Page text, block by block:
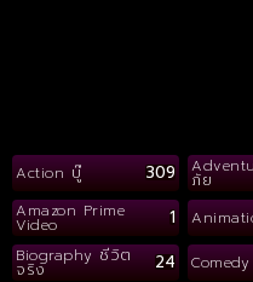
Action บู๊ 309 ภัย
Amazon Prime
Video 1
Biography ชีวิต
จริง 24